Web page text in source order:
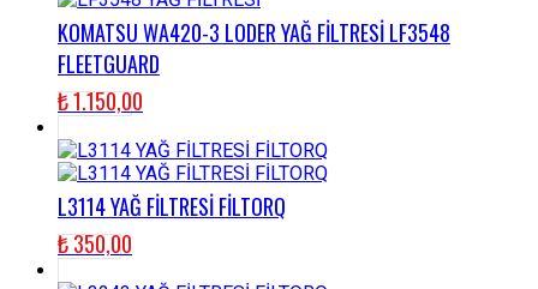
KOMATSU WA420-3 LODER YAĞ FİLTRESİ LF3548
FLEETGUARD
₺1.150,00
L3114 YAĞ FİLTRESİ FİLTORQ
₺350,00